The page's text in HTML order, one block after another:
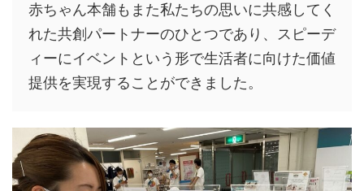
赤ちゃん本舗もまた私たちの思いに共感してく
れた共創パートナーのひとつであり、 スピーデ
ィーにイベントという形で生活者に向けた価値
提供を実現することができました。